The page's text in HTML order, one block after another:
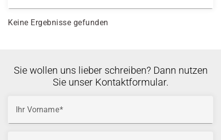
Keine Ergebnisse gefunden
Sie wollen uns lieber schreiben? Dann nutzen
Sie unser Kontaktformular.
Ihr Vorname